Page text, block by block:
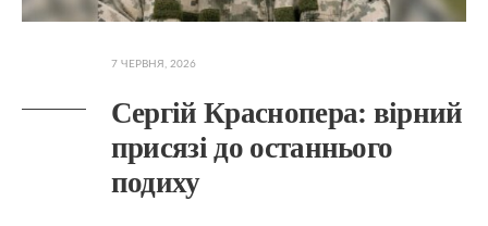
7 ЧЕРВНЯ, 2026
Сергій Краснопера: вірний
присязі до останнього
подиху